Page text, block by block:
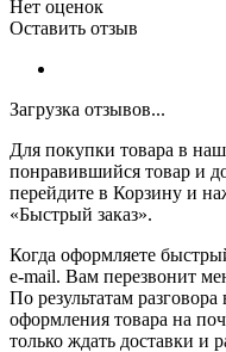
Нет оценок
Оставить отзыв
Загрузка отзывов...
Для покупки товара в
понравившийся товар и
перейдите в Корзину и
«Быстрый заказ».
Когда оформляете
e-mail. Вам перезвонит
По результатам
оформления товара на
только ждать доставки и